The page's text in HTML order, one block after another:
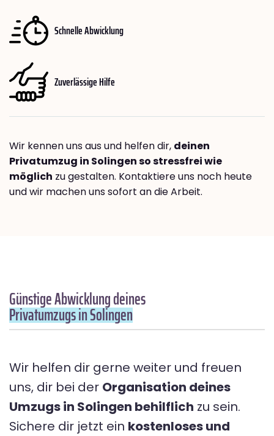
Schnelle Abwicklung
Zuverlässige Hilfe
Wir kennen uns aus und helfen dir, deinen
Privatumzug in Solingen so stressfrei wie
möglich zu gestalten. Kontaktiere uns noch heute
und wir machen uns sofort an die Arbeit.
Günstige Abwicklung deines
Privatumzugs in Solingen
Wir helfen dir gerne weiter und freuen
uns, dir bei der Organisation deines
Umzugs in Solingen behilflich zu sein.
Sichere dir jetzt ein kostenloses und